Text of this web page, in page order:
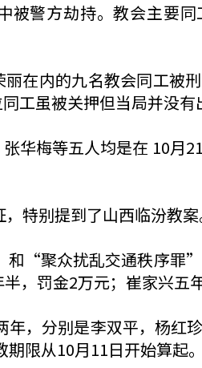
被警方劫持。教会主要
在内的九名教会同工被
工虽被关押但当局并没有
华梅等五人均是在 10月
特别提到了山西临汾教
“聚众扰乱交通秩序罪
，罚金2万元；崔家兴五
，分别是李双平，杨红
限从10月11日开始算起。